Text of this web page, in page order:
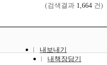
(검색결과 1,664 건)
내보내기
내책장담기